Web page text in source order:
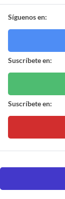
Síguenos en:
Suscríbete en:
Suscríbete en: